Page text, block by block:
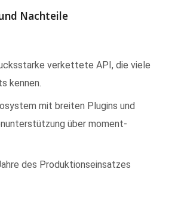
Nachteile
verkettete API, die viele
kennen.
mit breiten Plugins und
über moment-
des Produktionseinsatzes